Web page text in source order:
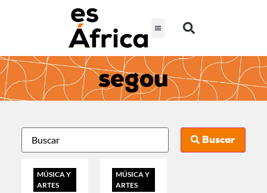
segou
Buscar
MÚSICA Y
ARTES
MÚSICA Y
ARTES